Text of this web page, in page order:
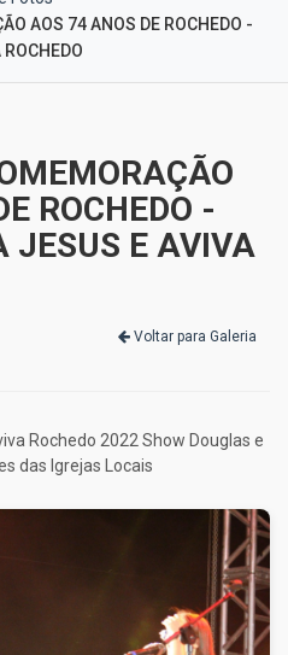
AOS 74 ANOS DE ROCHEDO -
ROCHEDO -
JESUS E AVIVA
Voltar para Galeria
Rochedo 2022 Show Douglas e
das Igrejas Locais